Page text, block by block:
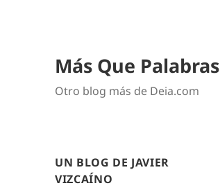
Más Que Palabras
Otro blog más de Deia.com
UN BLOG DE JAVIER
VIZCAÍNO